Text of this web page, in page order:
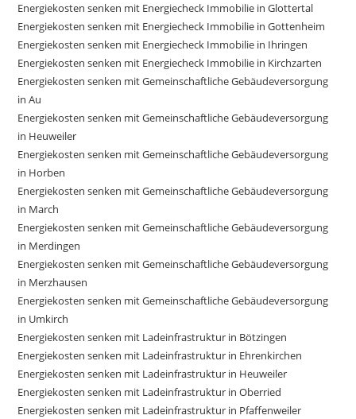
Energiekosten senken mit Energiecheck Immobilie in Glottertal
Energiekosten senken mit Energiecheck Immobilie in Gottenheim
Energiekosten senken mit Energiecheck Immobilie in Ihringen
Energiekosten senken mit Energiecheck Immobilie in Kirchzarten
Energiekosten senken mit Gemeinschaftliche Gebäudeversorgung
in Au
Energiekosten senken mit Gemeinschaftliche Gebäudeversorgung
in Heuweiler
Energiekosten senken mit Gemeinschaftliche Gebäudeversorgung
in Horben
Energiekosten senken mit Gemeinschaftliche Gebäudeversorgung
in March
Energiekosten senken mit Gemeinschaftliche Gebäudeversorgung
in Merdingen
Energiekosten senken mit Gemeinschaftliche Gebäudeversorgung
in Merzhausen
Energiekosten senken mit Gemeinschaftliche Gebäudeversorgung
in Umkirch
Energiekosten senken mit Ladeinfrastruktur in Bötzingen
Energiekosten senken mit Ladeinfrastruktur in Ehrenkirchen
Energiekosten senken mit Ladeinfrastruktur in Heuweiler
Energiekosten senken mit Ladeinfrastruktur in Oberried
Energiekosten senken mit Ladeinfrastruktur in Pfaffenweiler